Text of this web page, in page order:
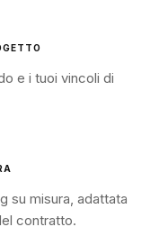
e i tuoi vincoli di
su misura, adattata
contratto.